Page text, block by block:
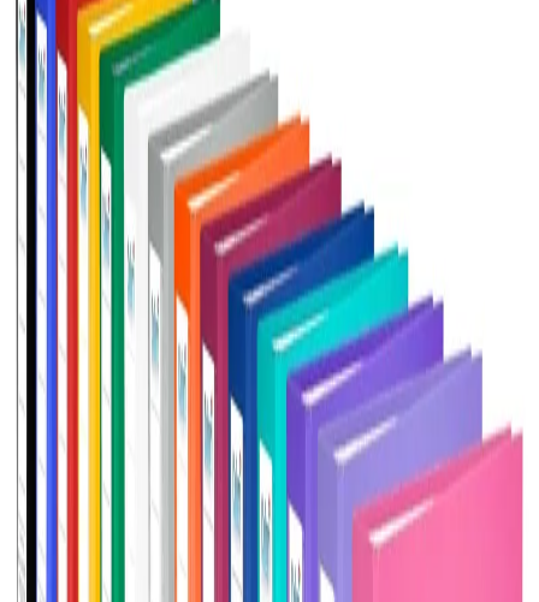
Начало Офис Консумативи/Канцеларски
Colori Класьор, 5 cm, PP, без
метален кант, червен